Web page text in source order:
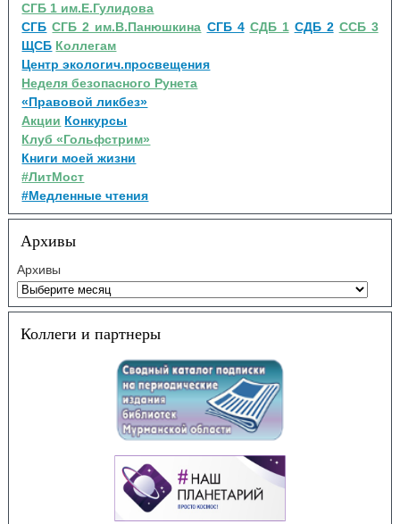
СГБ 1 им.Е.Гулидова
СГБ СГБ 2 им.В.Панюшкина СГБ 4 СДБ 1 СДБ 2 ССБ 3
ЩСБ Коллегам
Центр экологич.просвещения
Неделя безопасного Рунета
«Правовой ликбез»
Акции Конкурсы
Клуб «Гольфстрим»
Книги моей жизни
#ЛитМост
#Медленные чтения
Архивы
Архивы
Коллеги и партнеры